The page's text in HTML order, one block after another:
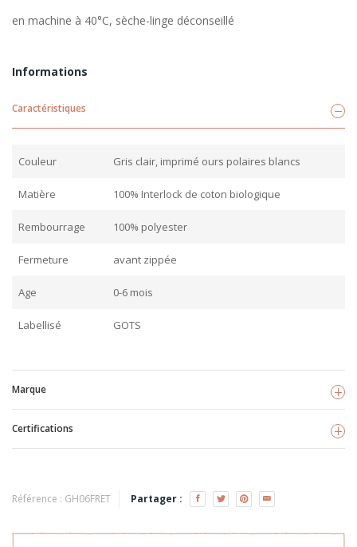
en machine à 40°C, sèche-linge déconseillé
Informations
Caractéristiques
Couleur Gris clair, imprimé ours polaires blancs
Matière 100% Interlock de coton biologique
Rembourrage 100% polyester
Fermeture avant zippée
Age 0-6 mois
Labellisé GOTS
Marque
Voir les produits
Certifications
Référence : GH06FRET Partager :